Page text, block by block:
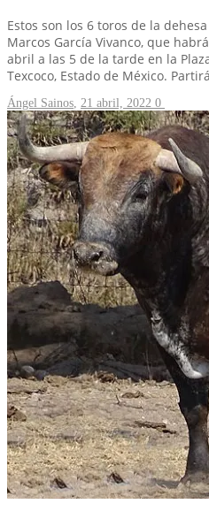
Estos son los 6 toros de la
Marcos García Vivanco, que
abril a las 5 de la tarde en la
Texcoco, Estado de México.
Ángel Sainos, 21 abril, 2022 0